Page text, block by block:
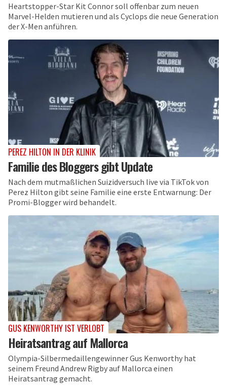
Heartstopper-Star Kit Connor soll offenbar zum neuen
Marvel-Helden mutieren und als Cyclops die neue Generation
der X-Men anführen.
PEREZ HILTON IN DER KLINIK
Familie des Bloggers gibt Update
Nach dem mutmaßlichen Suizidversuch live via TikTok von
Perez Hilton gibt seine Familie eine erste Entwarnung: Der
Promi-Blogger wird behandelt.
GUS KENWORTHY IST VERLOBT
Heiratsantrag auf Mallorca
Olympia-Silbermedaillengewinner Gus Kenworthy hat
seinem Freund Andrew Rigby auf Mallorca einen
Heiratsantrag gemacht.